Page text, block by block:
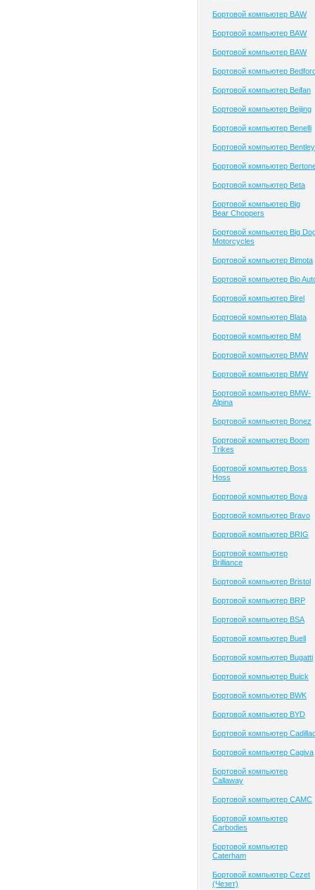
Бортовой компьютер BAW
Бортовой компьютер BAW
Бортовой компьютер BAW
Бортовой компьютер
Бортовой компьютер Beifan
Бортовой компьютер Beijing
Бортовой компьютер Benelli
Бортовой компьютер Bentley
Бортовой компьютер
Бортовой компьютер Beta
Бортовой компьютер Big
Bear Choppers
Бортовой компьютер Big
Motorcycles
Бортовой компьютер Bimota
Бортовой компьютер Bio
Бортовой компьютер Birel
Бортовой компьютер Blata
Бортовой компьютер BM
Бортовой компьютер BMW
Бортовой компьютер BMW
Бортовой компьютер BMW-
Alpina
Бортовой компьютер Bonez
Бортовой компьютер Boom
Trikes
Бортовой компьютер Boss
Hoss
Бортовой компьютер Bova
Бортовой компьютер Bravo
Бортовой компьютер BRIG
Бортовой компьютер
Brilliance
Бортовой компьютер Bristol
Бортовой компьютер BRP
Бортовой компьютер BSA
Бортовой компьютер Buell
Бортовой компьютер Bugatti
Бортовой компьютер Buick
Бортовой компьютер BWK
Бортовой компьютер BYD
Бортовой компьютер
Бортовой компьютер Cagiva
Бортовой компьютер
Callaway
Бортовой компьютер CAMC
Бортовой компьютер
Carbodies
Бортовой компьютер
Caterham
Бортовой компьютер Cezet
(Чезет)